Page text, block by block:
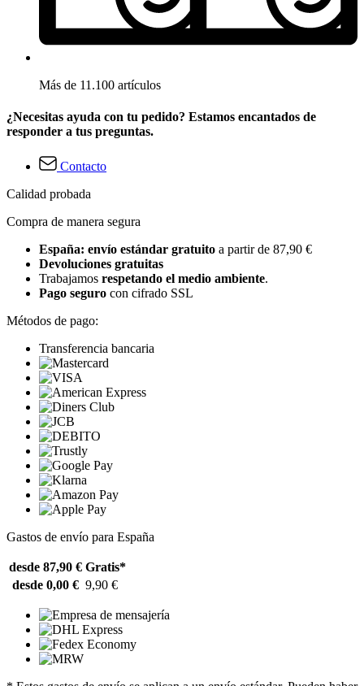
Más de 11.100 artículos
¿Necesitas ayuda con tu pedido? Estamos encantados de
responder a tus preguntas.
Contacto
Calidad probada
Compra de manera segura
España: envío estándar gratuito a partir de 87,90 €
Devoluciones gratuitas
Trabajamos respetando el medio ambiente.
Pago seguro con cifrado SSL
Métodos de pago:
Transferencia bancaria
Gastos de envío para España
desde 87,90 € Gratis*
desde 0,00 € 9,90 €